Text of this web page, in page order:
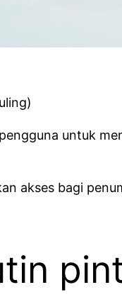
untuk
akses bagi